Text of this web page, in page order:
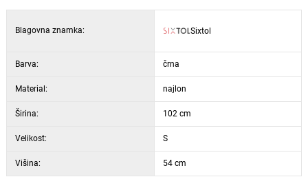
Blagovna znamka: Sixtol
Barva: črna
Material: najlon
Širina: 102 cm
Velikost: S
Višina: 54 cm